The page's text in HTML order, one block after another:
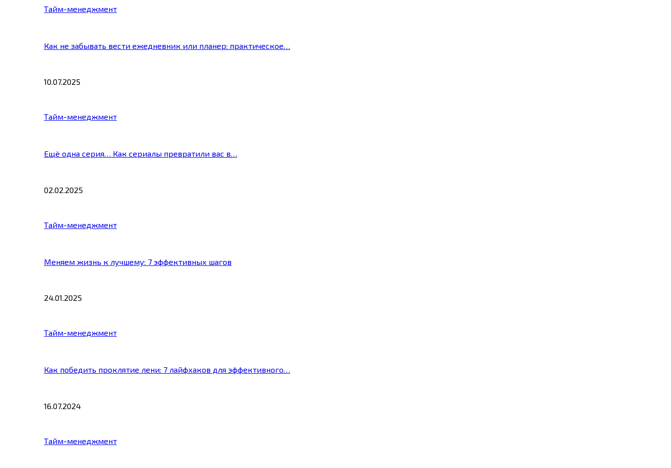
Тайм-менеджмент
Как не забывать вести ежедневник или планер: практическое…
10.07.2025
Тайм-менеджмент
Ещё одна серия… Как сериалы превратили вас в…
02.02.2025
Тайм-менеджмент
Меняем жизнь к лучшему: 7 эффективных шагов
24.01.2025
Тайм-менеджмент
Как победить проклятие лени: 7 лайфхаков для эффективного…
16.07.2024
Тайм-менеджмент